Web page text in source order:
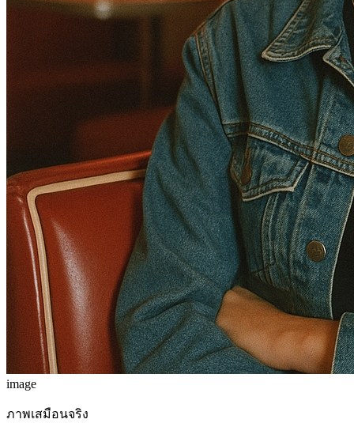
image
ภาพเสมือนจริง